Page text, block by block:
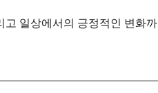
고 일상에서의 긍정적인 변화까